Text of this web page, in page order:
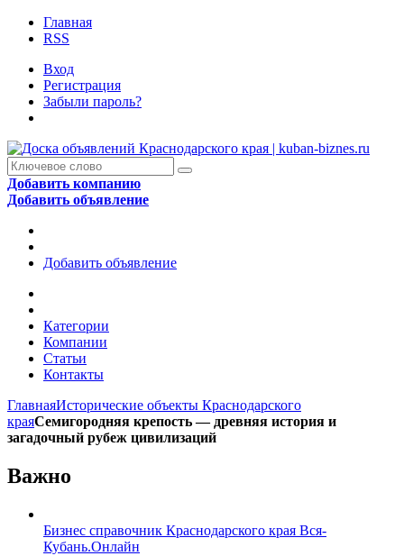
Главная
RSS
Вход
Регистрация
Забыли пароль?
Добавить компанию
Добавить объявление
Добавить объявление
Категории
Компании
Статьи
Контакты
ГлавнаяИсторические объекты Краснодарского
краяСемигородняя крепость — древняя история и
загадочный рубеж цивилизаций
Важно
Бизнес справочник Краснодарского края Вся-
Кубань.Онлайн